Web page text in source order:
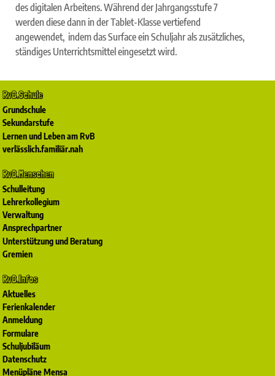
des digitalen Arbeitens. Während der Jahrgangsstufe 7
werden diese dann in der Tablet-Klasse vertiefend
angewendet, indem das Surface ein Schuljahr als zusätzliches,
ständiges Unterrichtsmittel eingesetzt wird.
RvB.Schule
Grundschule
Sekundarstufe
Lernen und Leben am RvB
verlässlich.familiär.nah
RvB.Menschen
Schulleitung
Lehrerkollegium
Verwaltung
Ansprechpartner
Unterstützung und Beratung
Gremien
RvB.Infos
Aktuelles
Ferienkalender
Anmeldung
Formulare
Schuljubiläum
Datenschutz
Menüpläne Mensa